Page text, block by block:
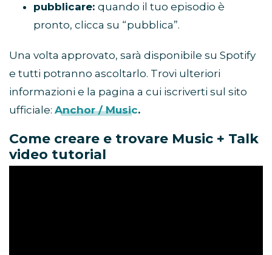
pubblicare: quando il tuo episodio è
pronto, clicca su “pubblica”.
Una volta approvato, sarà disponibile su Spotify
e tutti potranno ascoltarlo. Trovi ulteriori
informazioni e la pagina a cui iscriverti sul sito
ufficiale: Anchor / Music.
Come creare e trovare Music + Talk
video tutorial